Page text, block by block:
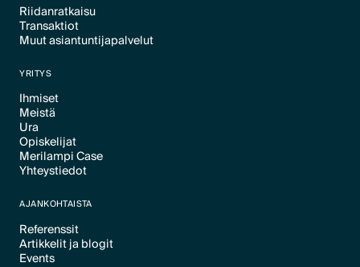
Riidanratkaisu
Text Link
Transaktiot
Text Link
Muut asiantuntijapalvelut
YRITYS
Ihmiset
Text Link
Meistä
Text Link
Ura
Text Link
Opiskelijat
Text Link
Merilampi Case
Text Link
Yhteystiedot
AJANKOHTAISTA
Referenssit
Text Link
Artikkelit ja blogit
Text Link
Events